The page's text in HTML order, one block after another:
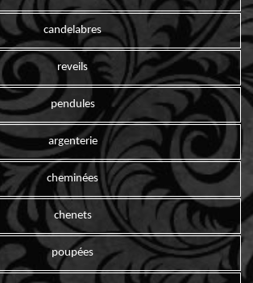
candelabres
reveils
pendules
argenterie
cheminées
chenets
poupées